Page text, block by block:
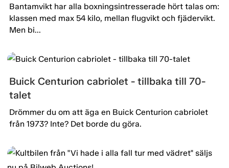
Bantamvikt har alla boxningsintresserade hört talas om:
klassen med max 54 kilo, mellan flugvikt och fjädervikt.
Men bi...
Buick Centurion cabriolet - tillbaka till 70-
talet
Drömmer du om att äga en Buick Centurion cabriolet
från 1973? Inte? Det borde du göra.